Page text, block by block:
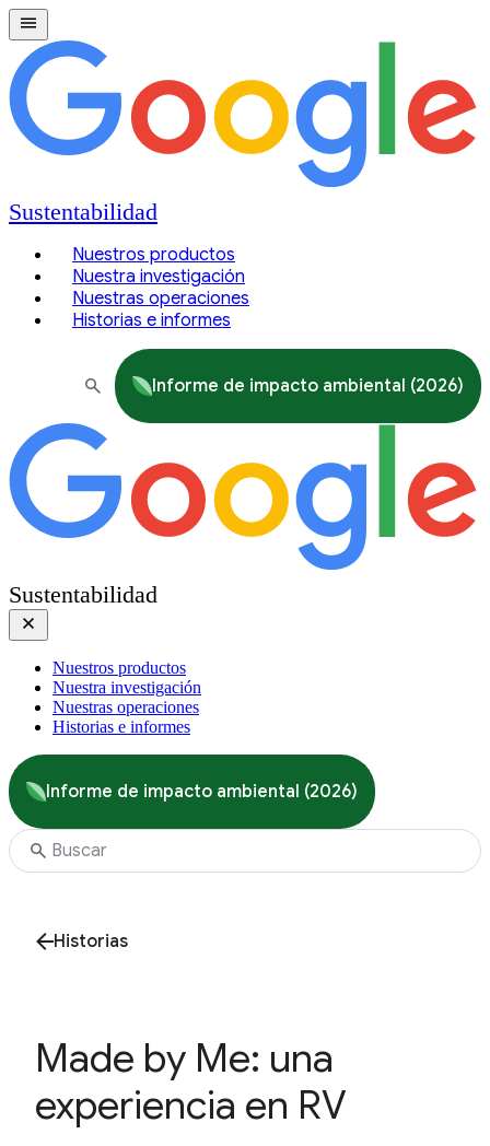
Sustentabilidad
Nuestros productos
Nuestra investigación
Nuestras operaciones
Historias e informes
Informe de impacto ambiental (2026)
Sustentabilidad
Nuestros productos
Nuestra investigación
Nuestras operaciones
Historias e informes
Informe de impacto ambiental (2026)
Historias
Made by Me: una
experiencia en RV